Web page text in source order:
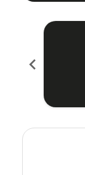
chevron_left